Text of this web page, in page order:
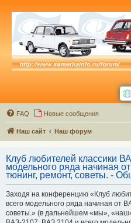
FAQ Новые сообщения
Наш сайт Наш форум
Клуб любителей классики
модельного ряда начиная
тюнинг, ремонт, советы. -
Заходя на конференцию «Клуб
всего модельного ряда начиная от
советы.» (в дальнейшем «мы»,